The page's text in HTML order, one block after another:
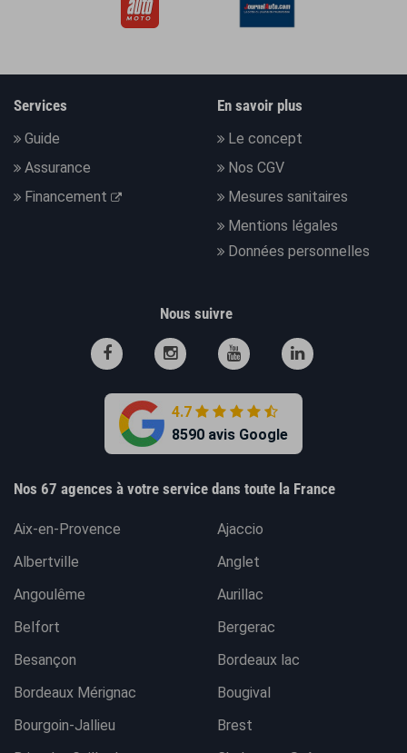
Services
Guide
Assurance
Financement
En savoir plus
Le concept
Nos CGV
Mesures sanitaires
Mentions légales
Données personnelles
Nous suivre
4.7
8590 avis Google
Nos 67 agences à votre service dans toute la France
Aix-en-Provence
Ajaccio
Albertville
Anglet
Angoulême
Aurillac
Belfort
Bergerac
Besançon
Bordeaux lac
Bordeaux Mérignac
Bougival
Bourgoin-Jallieu
Brest